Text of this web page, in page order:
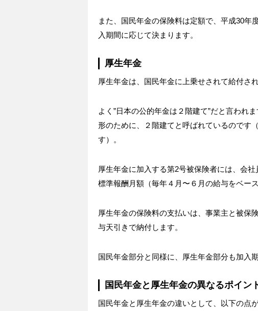
また、国民年金の保険料は定額で、平成30年
入期間に応じて決まります。
厚生年金
厚生年金は、国民年金に上乗せされて給付さ
よく”日本の公的年金は２階建て”だと言われ
形のために、２階建てと呼ばれているのです
す）。
厚生年金に加入する第2号被保険者には、会
標準報酬月額（毎年４月〜６月の給与をベー
厚生年金の保険料の支払いは、事業主と被保
与天引きで納付します。
国民年金部分と同様に、厚生年金部分も加入
国民年金と厚生年金の異なるポイン
国民年金と厚生年金の違いとして、以下の点